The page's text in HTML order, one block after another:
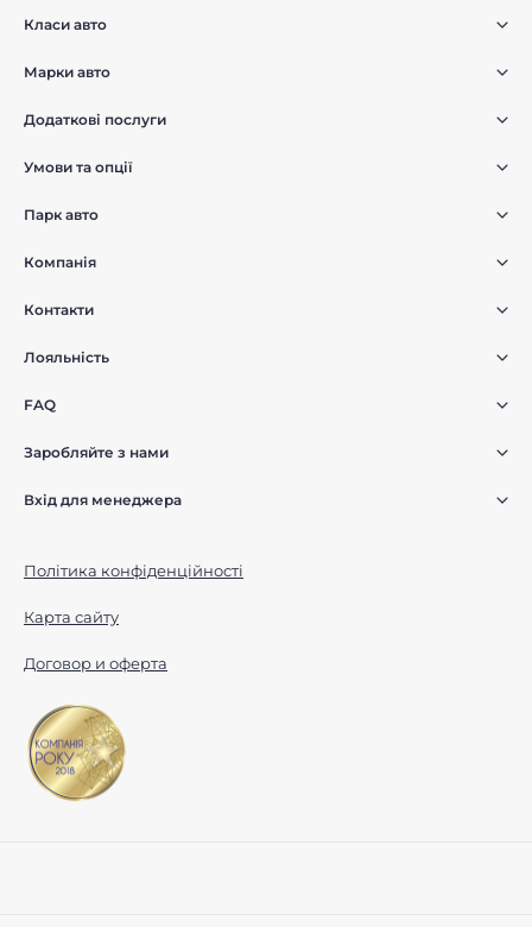
Класи авто
Марки авто
Додаткові послуги
Умови та опції
Парк авто
Компанія
Контакти
Лояльність
FAQ
Заробляйте з нами
Вхід для менеджера
Політика конфіденційності
Карта сайту
Договор и оферта